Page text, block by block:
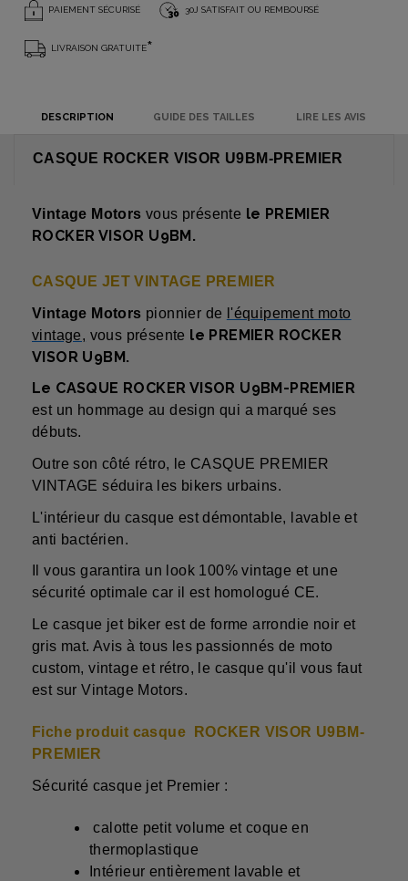
PAIEMENT SÉCURISÉ 30J SATISFAIT OU REMBOURSÉ
LIVRAISON GRATUITE*
DESCRIPTION GUIDE DES TAILLES LIRE LES AVIS
CASQUE ROCKER VISOR U9BM-PREMIER
Vintage Motors vous présente le PREMIER
ROCKER VISOR U9BM.
CASQUE JET VINTAGE PREMIER
Vintage Motors pionnier de
l'équipement moto
vintage, vous présente le PREMIER ROCKER
VISOR U9BM.
Le CASQUE ROCKER VISOR U9BM-PREMIER
est un hommage au design qui a marqué ses
débuts.
Outre son côté rétro, le CASQUE PREMIER
VINTAGE séduira les bikers urbains.
L'intérieur du casque est démontable, lavable et
anti bactérien.
Il vous garantira un look 100% vintage et une
sécurité optimale car il est homologué CE.
Le casque jet biker est de forme arrondie noir et
gris mat. Avis à tous les passionnés de moto
custom, vintage et rétro, le casque qu'il vous faut
est sur Vintage Motors.
Fiche produit casque
ROCKER VISOR U9BM-
PREMIER
Sécurité casque jet Premier :
calotte petit volume et coque en
thermoplastique
Intérieur entièrement lavable et